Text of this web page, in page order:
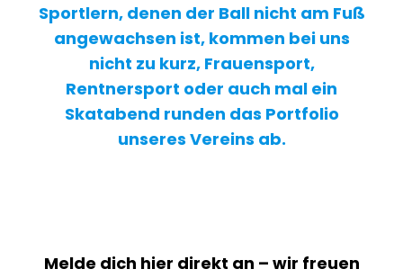
Sportlern, denen der Ball nicht am Fuß
angewachsen ist, kommen bei uns
nicht zu kurz, Frauensport,
Rentnersport oder auch mal ein
Skatabend runden das Portfolio
unseres Vereins ab.
Melde dich hier direkt an – wir freuen